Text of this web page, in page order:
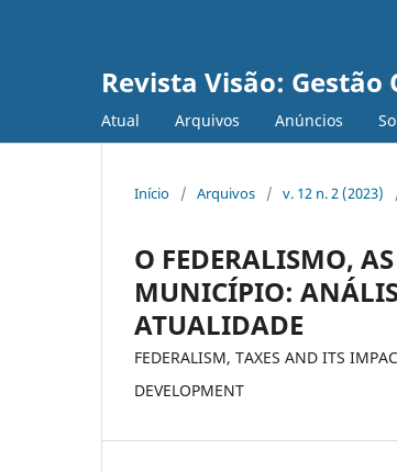
Revista Visão:
Atual Arquivos Anúncios
Início / Arquivos / v. 12 n. 2 (2023)
O FEDERALISMO,
MUNICÍPIO:
ATUALIDADE
FEDERALISM, TAXES AND ITS
DEVELOPMENT